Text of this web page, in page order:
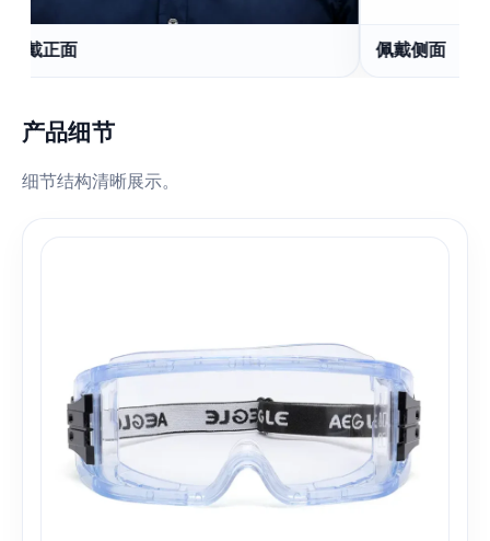
佩戴正面 佩戴侧面
产品细节
细节结构清晰展示。